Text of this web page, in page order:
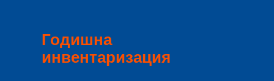
Годишна
инвентаризация